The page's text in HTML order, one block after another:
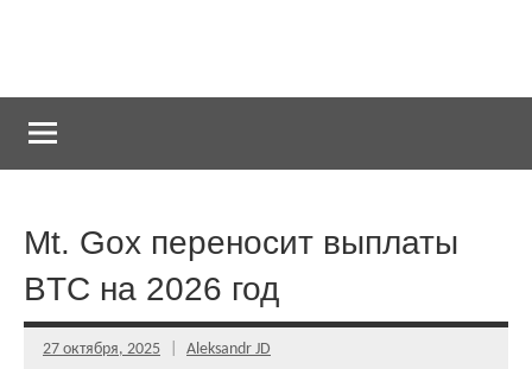
Mt. Gox переносит выплаты
BTC на 2026 год
27 октября, 2025 Aleksandr JD